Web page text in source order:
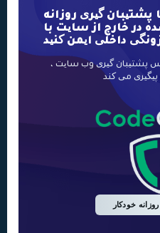
گیری روزانه
در خارج از سایت با
داخلی ایمن کنید
پشتیبان گیری وب سایت ،
می کند
خودکار
سریعترین